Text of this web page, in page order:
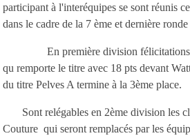
participant à l'interéquipes se sont réunis
dans le cadre de la 7 ème et dernière
En première division félicitations à
qu remporte le titre avec 18 pts devant
du titre Pelves A termine à la 3ème place.
Sont relégables en 2ème division les
Couture qui seront remplacés par les